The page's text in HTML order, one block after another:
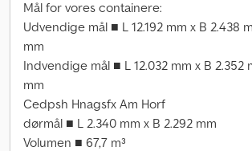
Mål for vores containere:
Udvendige mål ■ L 12.192 mm x B 2.438
mm
Indvendige mål ■ L 12.032 mm x B 2.352
mm
Cedpsh Hnagsfx Am Horf
dørmål ■ L 2.340 mm x B 2.292 mm
Volumen ■ 67,7 m³